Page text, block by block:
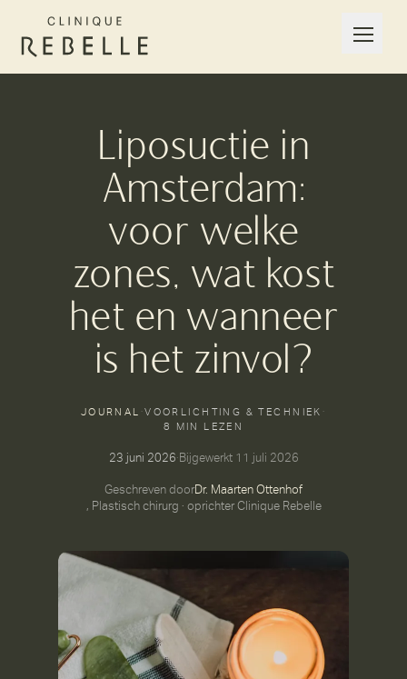
Liposuctie in
Amsterdam:
voor welke
zones, wat kost
het en wanneer
is het zinvol?
JOURNAL ·VOORLICHTING & TECHNIEK ·
8 MIN LEZEN
23 juni 2026· Bijgewerkt 11 juli 2026
Geschreven doorDr. Maarten Ottenhof
, Plastisch chirurg · oprichter Clinique Rebelle